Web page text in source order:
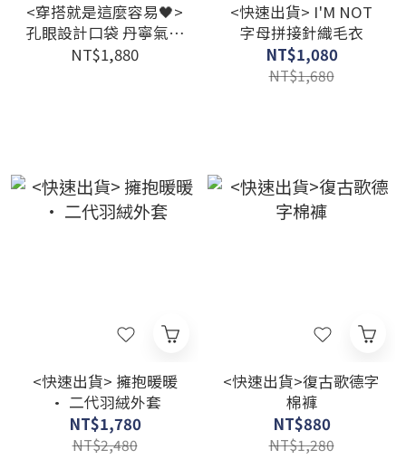
<穿搭就是這麼容易🖤>
孔眼設計口袋 丹寧氣球
褲
NT$1,880
<快速出貨> I'M NOT
字母拼接針織毛衣
NT$1,080
NT$1,680
<快速出貨> 擁抱暖暖
• 二代羽絨外套
NT$1,780
NT$2,480
<快速出貨>復古歌德字
棉褲
NT$880
NT$1,280